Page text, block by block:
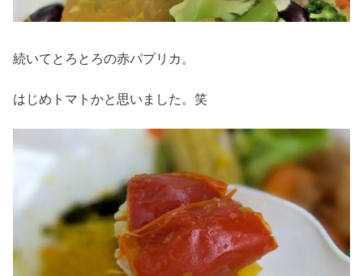
続いてとろとろの赤パプリカ。
はじめトマトかと思いました。笑